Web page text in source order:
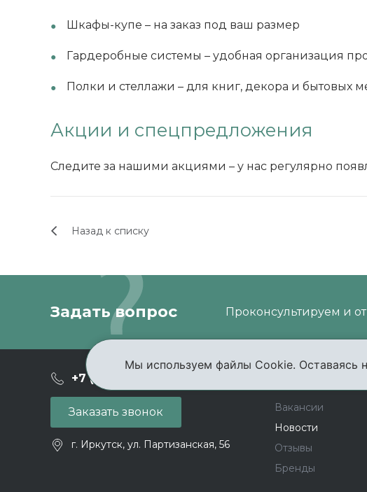
Шкафы-купе – на заказ под ваш размер
Гардеробные системы – удобная организация
Полки и стеллажи – для книг, декора и бытовых
Акции и спецпредложения
Следите за нашими акциями – у нас регулярно
Назад к списку
Задать вопрос Проконсультируем и
+7 (3952) 503-504
Заказать звонок
г. Иркутск, ул. Партизанская, 56
Вакансии
Новости
Отзывы
Бренды
Мы используем файлы Cookie. Оставаясь